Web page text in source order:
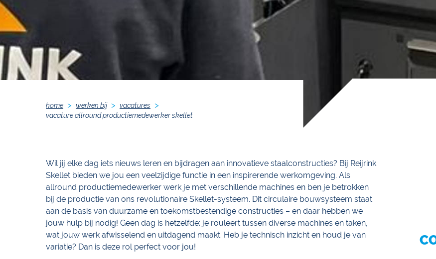
home werken bij
vacatures
vacature allround productiemedewerker skellet
Wil jij elke dag iets nieuws leren en bijdragen aan innovatieve staalconstructies? Bij Reijrink
Skellet bieden we jou een veelzijdige functie in een inspirerende werkomgeving. Als
allround productiemedewerker werk je met verschillende machines en ben je betrokken
bij de productie van ons revolutionaire Skellet-systeem. Dit circulaire bouwsysteem staat
aan de basis van duurzame en toekomstbestendige constructies – en daar hebben we
jouw hulp bij nodig! Geen dag is hetzelfde: je rouleert tussen diverse machines en taken,
wat jouw werk afwisselend en uitdagend maakt. Heb je technisch inzicht en houd je van
variatie? Dan is deze rol perfect voor jou!